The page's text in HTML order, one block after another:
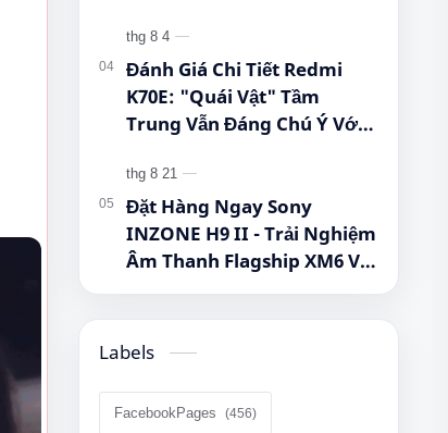
Đánh Giá Chi Tiết Redmi
K70E: "Quái Vật" Tầm
Trung Vẫn Đáng Chú Ý Với
Hình 1.5K Và Pin 5.500 mAh
Đặt Hàng Ngay Sony
INZONE H9 II - Trải Nghiệm
Âm Thanh Flagship XM6 Với
Labels
FacebookPages